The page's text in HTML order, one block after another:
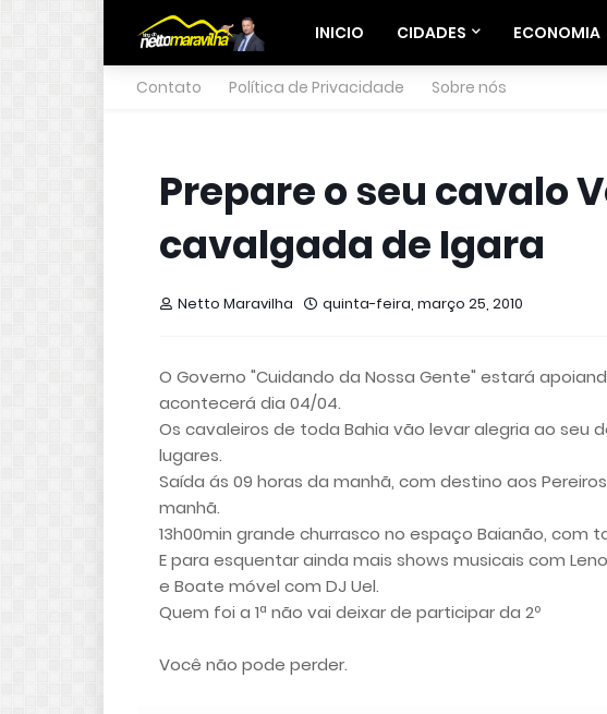
INICIO CIDADES ECONOMIA
Contato Política de Privacidade Sobre nós
Prepare o seu cavalo
cavalgada de Igara
Netto Maravilha quinta-feira, março 25, 2010
O Governo "Cuidando da Nossa Gente" estará
acontecerá dia 04/04.
Os cavaleiros de toda Bahia vão levar alegria ao seu
lugares.
Saída ás 09 horas da manhã, com destino aos
manhã.
13h00min grande churrasco no espaço Baianão, com
E para esquentar ainda mais shows musicais com
e Boate móvel com DJ Uel.
Quem foi a 1ª não vai deixar de participar da 2º
Você não pode perder.